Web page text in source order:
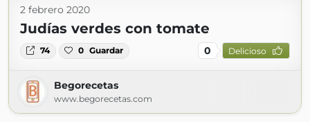
2 febrero 2020
Judías verdes con tomate
74 0 Guardar 0 Delicioso
Begorecetas
www.begorecetas.com